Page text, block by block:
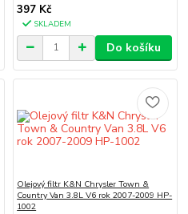
397 Kč
SKLADEM
Do košíku
Olejový filtr K&N Chrysler Town &
Country Van 3.8L V6 rok 2007-2009 HP-
1002